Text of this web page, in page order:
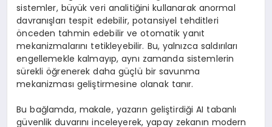
sistemler, büyük veri analitiğini kullanarak anormal
davranışları tespit edebilir, potansiyel tehditleri
önceden tahmin edebilir ve otomatik yanıt
mekanizmalarını tetikleyebilir. Bu, yalnızca saldırıları
engellemekle kalmayıp, aynı zamanda sistemlerin
sürekli öğrenerek daha güçlü bir savunma
mekanizması geliştirmesine olanak tanır.
Bu bağlamda, makale, yazarın geliştirdiği AI tabanlı
güvenlik duvarını inceleyerek, yapay zekanın modern